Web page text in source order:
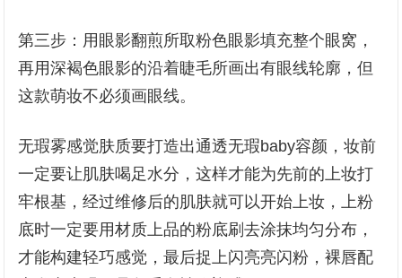
第三步：用眼影翻煎所取粉色眼影填充整个眼窝，
再用深褐色眼影的沿着睫毛所画出有眼线轮廓，但
这款萌妆不必须画眼线。
无瑕雾感觉肤质要打造出通透无瑕baby容颜，妆前
一定要让肌肤喝足水分，这样才能为先前的上妆打
牢根基，经过维修后的肌肤就可以开始上妆，上粉
底时一定要用材质上品的粉底刷去涂抹均匀分布，
才能构建轻巧感觉，最后捉上闪亮亮闪粉，裸唇配